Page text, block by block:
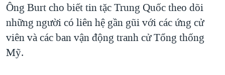
Ông Burt cho biết tin tặc Trung Quốc theo dõi
những người có liên hệ gần gũi với các ứng cử
viên và các ban vận động tranh cử Tổng thống
Mỹ.